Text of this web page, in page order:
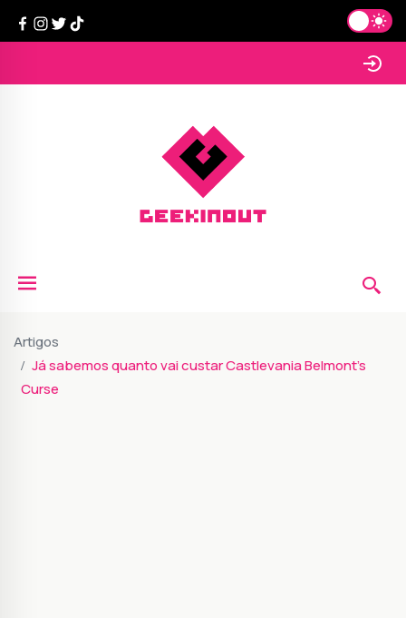
Artigos
Já sabemos quanto vai custar Castlevania Belmont's
Curse